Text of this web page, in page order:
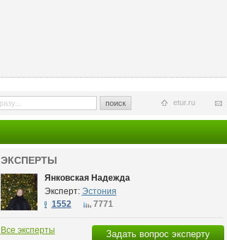
поиск etur.ru
ЭКСПЕРТЫ
Янковская Надежда
Эксперт: Эстония
1552
7771
Задать вопрос эксперту
Все эксперты